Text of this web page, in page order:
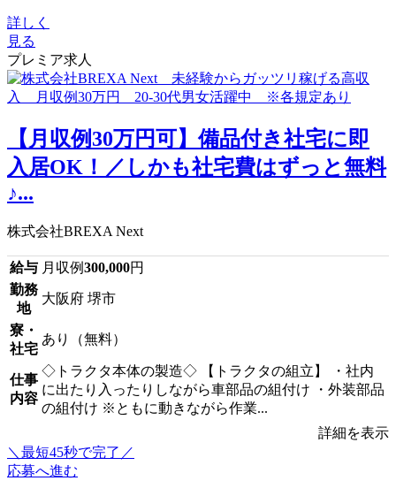
詳しく
見る
プレミア求人
【月収例30万円可】備品付き社宅に即
入居OK！／しかも社宅費はずっと無料
♪...
株式会社BREXA Next
給与 月収例300,000円
勤務
地
大阪府 堺市
寮・
社宅
あり（無料）
仕事
内容
◇トラクタ本体の製造◇ 【トラクタの組立】 ・社内
に出たり入ったりしながら車部品の組付け ・外装部品
の組付け ※ともに動きながら作業...
詳細を表示
＼最短45秒で完了／
応募へ進む